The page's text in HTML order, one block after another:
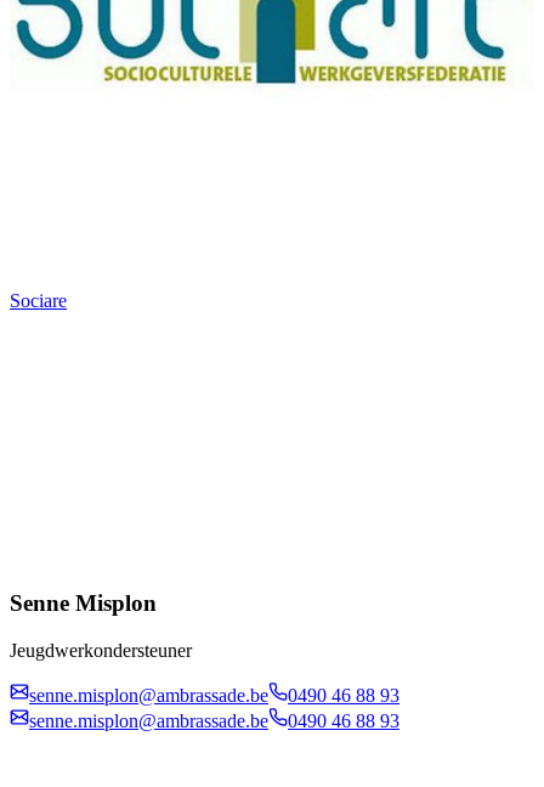
Sociare
Senne Misplon
Jeugdwerkondersteuner
senne.misplon@ambrassade.be
0490 46 88 93
senne.misplon@ambrassade.be
0490 46 88 93